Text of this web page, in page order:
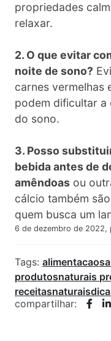
propriedades
relaxar.
2. O que evitar
noite de sono?
carnes vermelhas
podem dificultar
do sono.
3. Posso
bebida antes de
amêndoas ou
cálcio também
quem busca um
6 de dezembro de 2022,
Tags:
produtosnaturais
compartilhar: